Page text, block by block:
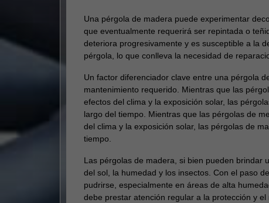
Una pérgola de madera puede experimentar
que eventualmente requerirá ser repintada o
deteriora progresivamente y es susceptible a la
pérgola, lo que conlleva la necesidad de
Un factor diferenciador clave entre una pérgola
mantenimiento requerido. Mientras que las
efectos del clima y la exposición solar, las
largo del tiempo. Mientras que las pérgolas de
del clima y la exposición solar, las pérgolas de
tiempo.
Las pérgolas de madera, si bien pueden brindar
del sol, la humedad y los insectos. Con el paso
pudrirse, especialmente en áreas de alta
debe prestar atención regular a la protección y